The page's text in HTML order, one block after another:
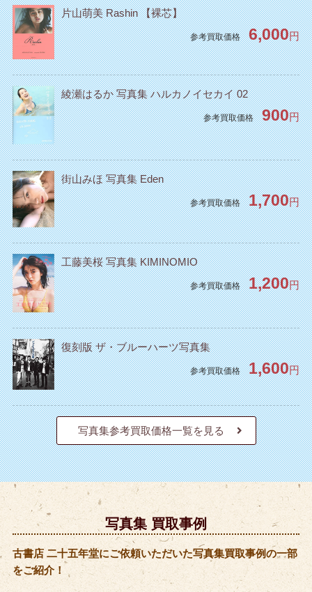
片山萌美 Rashin 【裸芯】
参考買取価格 6,000円
綾瀬はるか 写真集 ハルカノイセカイ 02
参考買取価格 900円
街山みほ 写真集 Eden
参考買取価格 1,700円
工藤美桜 写真集 KIMINOMIO
参考買取価格 1,200円
復刻版 ザ・ブルーハーツ写真集
参考買取価格 1,600円
写真集参考買取価格一覧を見る
写真集 買取事例
古書店 二十五年堂にご依頼いただいた写真集買取事例の一部
をご紹介！